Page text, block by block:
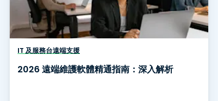
IT 及服務台遠端支援
2026 遠端維護軟體精通指南：深入解析